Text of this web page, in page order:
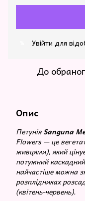
Увійти для
До
Опис
ПетуніяSanguna
Flowers — це
живцями), який
потужний
найчастіше можна
розплідниках
(квітень-червень).